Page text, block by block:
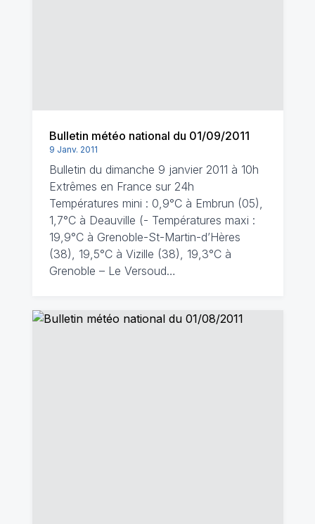
Bulletin météo national du 01/09/2011
9 Janv. 2011
Bulletin du dimanche 9 janvier 2011 à 10h
Extrêmes en France sur 24h
Températures mini : 0,9°C à Embrun (05),
1,7°C à Deauville (- Températures maxi :
19,9°C à Grenoble-St-Martin-d’Hères
(38), 19,5°C à Vizille (38), 19,3°C à
Grenoble – Le Versoud…